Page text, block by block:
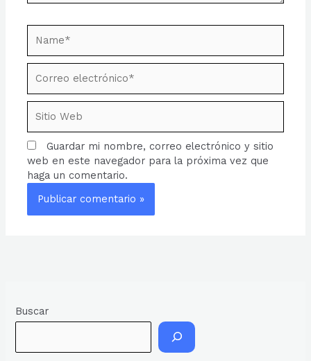
electrónico*
Web
Guardar mi nombre, correo electrónico y sitio
web en este navegador para la próxima vez que
haga un comentario.
Buscar